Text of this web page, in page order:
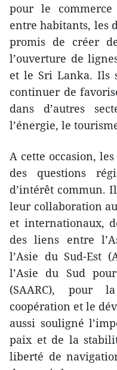
pour le
entre habitants, les
promis de créer
l’ouverture de
et le Sri Lanka. Ils
continuer de
dans d’autres
l’énergie, le
A cette occasion,
des questions
d’intérêt commun.
leur collaboration
et internationaux,
des liens entre
l’Asie du Sud-Est
l’Asie du Sud
(SAARC),
coopération et le
aussi souligné
paix et de la
liberté de